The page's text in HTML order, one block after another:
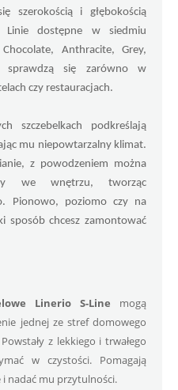
i głębokością
Linie dostępne w siedmiu
Anthracite, Grey,
sprawdzą się zarówno w
czy restauracjach.
szczebelkach podkreślają
mu niepowtarzalny klimat.
z powodzeniem można
we wnętrzu, tworząc
Pionowo, poziomo czy na
sposób chcesz zamontować
Linerio S-Line mogą
jednej ze stref domowego
z lekkiego i trwałego
w czystości. Pomagają
nadać mu przytulności.